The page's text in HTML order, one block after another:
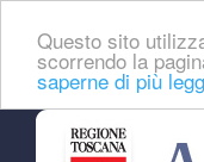
Questo sito
scorrendo la
saperne di più